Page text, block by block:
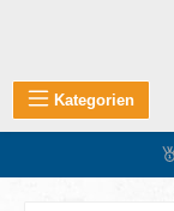
Zum Hauptinhalt
Kategorien